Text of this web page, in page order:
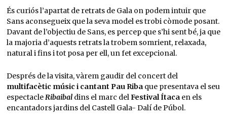
És curiós l’apartat de retrats de Gala on podem intuir que
Sans aconsegueix que la seva model es trobi còmode posant.
Davant de l’objectiu de Sans, es percep que s’hi sent bé, ja que
la majoria d’aquests retrats la trobem somrient, relaxada,
natural i fins i tot posa per ell, un fet excepcional.
Després de la visita, vàrem gaudir del concert del
multifacètic músic i cantant Pau Ribaque presentava el seu
espectacleRibaibal dins el marc delFestival Ítaca en els
encantadors jardins del Castell Gala- Dalí de Púbol.